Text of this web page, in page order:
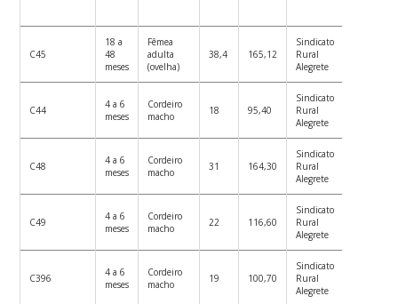
C45
18 a
48
meses
Fêmea
adulta
(ovelha)
38,4 165,12
Sindicato
Rural
Alegrete
C44
4 a 6
meses
Cordeiro
macho
18 95,40
Sindicato
Rural
Alegrete
C48
4 a 6
meses
Cordeiro
macho
31 164,30
Sindicato
Rural
Alegrete
C49
4 a 6
meses
Cordeiro
macho
22 116,60
Sindicato
Rural
Alegrete
C396
4 a 6
meses
Cordeiro
macho
19 100,70
Sindicato
Rural
Alegrete